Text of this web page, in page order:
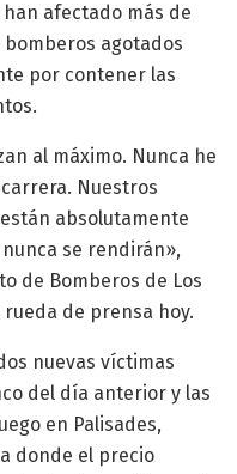
afectado más de
agotados
por contener las
al máximo. Nunca he
Nuestros
absolutamente
se rendirán»,
de Bomberos de Los
de prensa hoy.
nuevas víctimas
del día anterior y las
en Palisades,
donde el precio